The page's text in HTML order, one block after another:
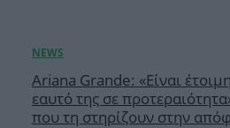
Ariana Grande: «Είναι
εαυτό της σε
που τη στηρίζουν στην